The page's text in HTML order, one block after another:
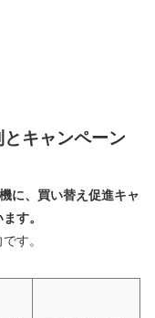
キャンペーン
に、買い替え促進キャ
す。
す。